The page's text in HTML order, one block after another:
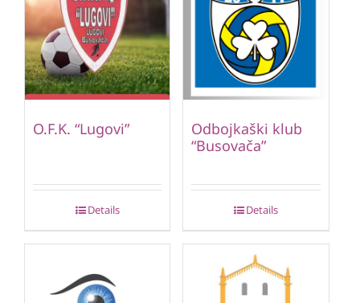
O.F.K. “Lugovi”
Details
Odbojkaški klub
“Busovača”
Details